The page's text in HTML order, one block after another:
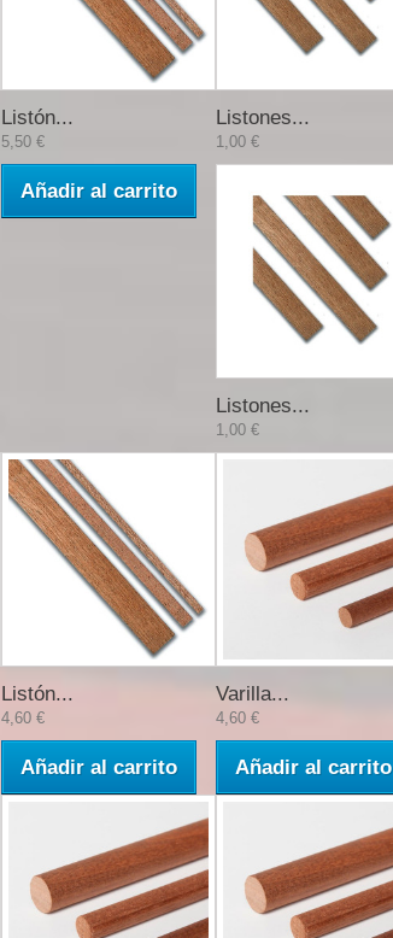
Listón...
5,50 €
Añadir al carrito
Listones...
1,00 €
Listones...
1,00 €
Listón...
4,60 €
Añadir al carrito
Varilla...
4,60 €
Añadir al carrito